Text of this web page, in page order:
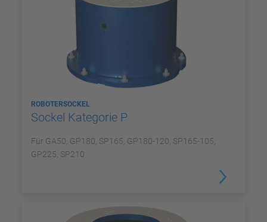
ROBOTERSOCKEL
Sockel Kategorie P
Für GA50, GP180, SP165, GP180-120, SP165-105,
GP225, SP210